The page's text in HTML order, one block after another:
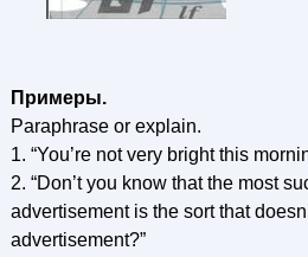
Примеры.
Paraphrase or explain.
1. “You’re not very bright this
2. “Don’t you know that the most
advertisement is the sort that
advertisement?”